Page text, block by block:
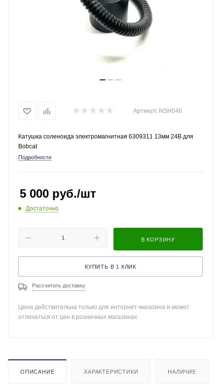
Артикул: NSH046
Катушка соленоида электромагнитная 6309311 13мм 24В для
Bobcat
Подробности
5 000 руб./шт
Достаточно
В КОРЗИНУ
КУПИТЬ В 1 КЛИК
Рассчитать доставку
Цена действительна только для интернет-магазина и может
отличаться от цен в розничных магазинах
ОПИСАНИЕ ХАРАКТЕРИСТИКИ НАЛИЧИЕ